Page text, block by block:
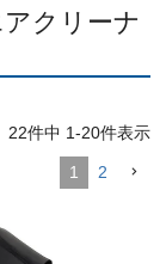
クリーナ
22件中 1-20件表示
1 2